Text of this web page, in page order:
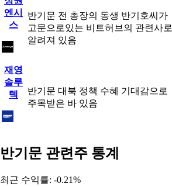
엔시
스
반기문 전 총장의 동생 반기호씨가
고문으로있는 비트허브의 관련사로
알려져 있음
재영
솔루
텍
반기문 대북 정책 수혜 기대감으로
주목받은 바 있음
반기문 관련주 통계
최근 수익률: -0.21%